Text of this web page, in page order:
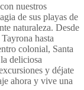
nuestros
de sus playas de
naturaleza. Desde
hasta
colonial, Santa
deliciosa
y déjate
ahora y vive una